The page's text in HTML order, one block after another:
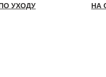
НА
УХОДУ